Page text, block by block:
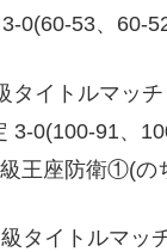
0(60-53、60-
タイトルマッチ
0(100-91、
王座防衛①(の
タイトルマッ